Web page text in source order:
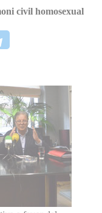
civil homosexual